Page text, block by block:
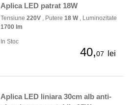
Aplica LED patrat 18W
Tensiune 220V , Putere 18 W, Luminozitate
1700 lm
In Stoc
40,07 lei
Aplica LED liniara 30cm alb anti-